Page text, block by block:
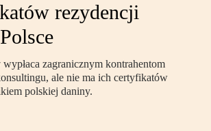
rezydencji
zagranicznym kontrahentom
ale nie ma ich certyfikatów
polskiej daniny.